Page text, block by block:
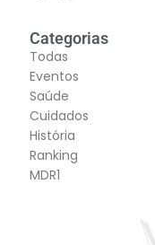
Categorias
Todas
Eventos
Saúde
Cuidados
História
Ranking
MDR1